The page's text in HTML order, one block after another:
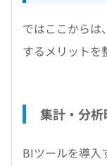
ではここからは
するメリットを
集計・分
BIツールを導入